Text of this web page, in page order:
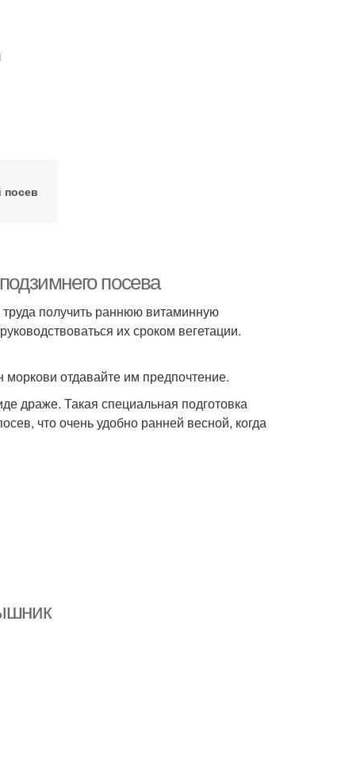
посев
посева
получить раннюю витаминную
их сроком вегетации.
отдавайте им предпочтение.
драже. Такая специальная подготовка
что очень удобно ранней весной, когда